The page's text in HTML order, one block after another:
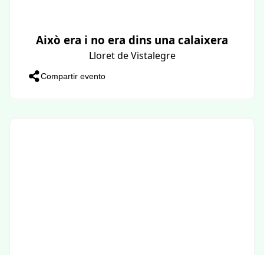
Això era i no era dins una calaixera
Lloret de Vistalegre
Compartir evento